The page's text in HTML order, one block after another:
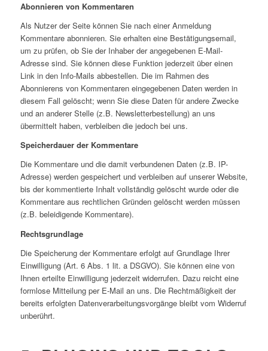
Abonnieren von Kommentaren
Als Nutzer der Seite können Sie nach einer Anmeldung
Kommentare abonnieren. Sie erhalten eine Bestätigungsemail,
um zu prüfen, ob Sie der Inhaber der angegebenen E-Mail-
Adresse sind. Sie können diese Funktion jederzeit über einen
Link in den Info-Mails abbestellen. Die im Rahmen des
Abonnierens von Kommentaren eingegebenen Daten werden in
diesem Fall gelöscht; wenn Sie diese Daten für andere Zwecke
und an anderer Stelle (z.B. Newsletterbestellung) an uns
übermittelt haben, verbleiben die jedoch bei uns.
Speicherdauer der Kommentare
Die Kommentare und die damit verbundenen Daten (z.B. IP-
Adresse) werden gespeichert und verbleiben auf unserer Website,
bis der kommentierte Inhalt vollständig gelöscht wurde oder die
Kommentare aus rechtlichen Gründen gelöscht werden müssen
(z.B. beleidigende Kommentare).
Rechtsgrundlage
Die Speicherung der Kommentare erfolgt auf Grundlage Ihrer
Einwilligung (Art. 6 Abs. 1 lit. a DSGVO). Sie können eine von
Ihnen erteilte Einwilligung jederzeit widerrufen. Dazu reicht eine
formlose Mitteilung per E-Mail an uns. Die Rechtmäßigkeit der
bereits erfolgten Datenverarbeitungsvorgänge bleibt vom Widerruf
unberührt.